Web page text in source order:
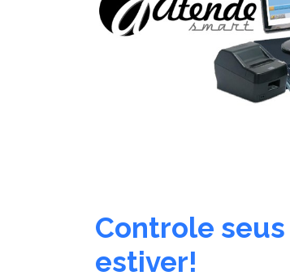
Controle
estiver!